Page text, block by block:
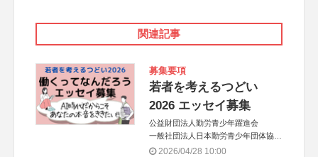
関連記事
募集要項
若者を考えるつどい
2026 エッセイ募集
公益財団法人勤労青少年躍進会
一般社団法人日本勤労青少年団体協議
会2026/04/28 10:00